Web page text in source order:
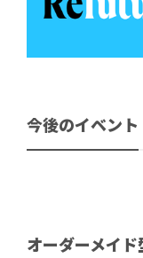
今後のイベント
オーダーメイ